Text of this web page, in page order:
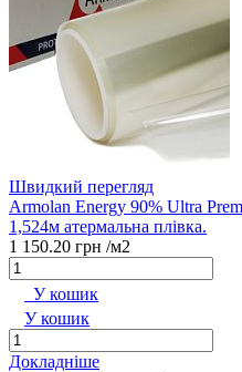
Швидкий перегляд
Armolan Energy 90% Ultra
1,524м атермальна плівка.
1 150.20 грн /м2
У кошик
У кошик
Докладніше